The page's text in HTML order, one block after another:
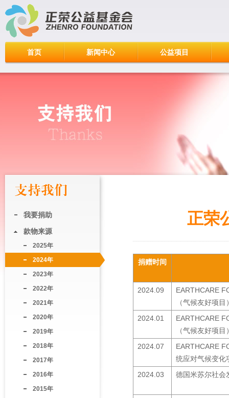
首页 新闻中心 公益项目
我要捐助
款物来源
2025年
2024年
2023年
2022年
2021年
2020年
2019年
2018年
2017年
2016年
2015年
正荣
捐赠时间
2024.09
EARTHCARE
（气候友好项目
2024.01
EARTHCARE
（气候友好项目
2024.07
EARTHCARE
统应对气候变化
2024.03
德国米苏尔社会